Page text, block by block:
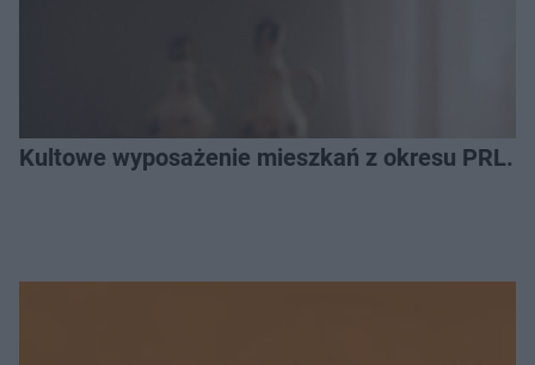
Kultowe wyposażenie mieszkań z okresu PRL.